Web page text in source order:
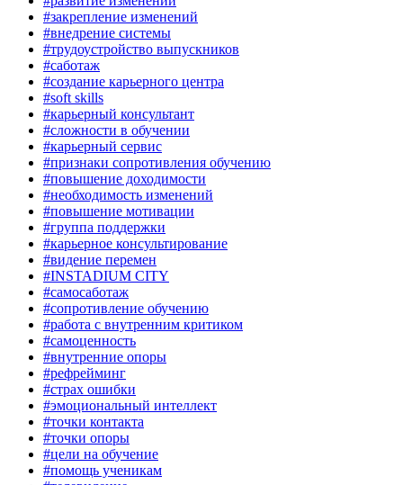
#закрепление изменений
#внедрение системы
#трудоустройство выпускников
#саботаж
#создание карьерного центра
#soft skills
#карьерный консультант
#сложности в обучении
#карьерный сервис
#признаки сопротивления обучению
#повышение доходимости
#необходимость изменений
#повышение мотивации
#группа поддержки
#карьерное консультирование
#видение перемен
#INSTADIUM CITY
#самосаботаж
#сопротивление обучению
#работа с внутренним критиком
#самоценность
#внутренние опоры
#рефрейминг
#страх ошибки
#эмоциональный интеллект
#точки контакта
#точки опоры
#цели на обучение
#помощь ученикам